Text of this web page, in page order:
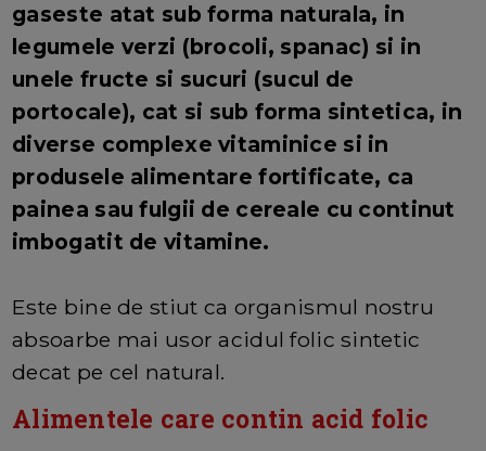
gaseste atat sub forma naturala, in
legumele verzi (brocoli, spanac) si in
unele fructe si sucuri (sucul de
portocale), cat si sub forma sintetica, in
diverse complexe vitaminice si in
produsele alimentare fortificate, ca
painea sau fulgii de cereale cu continut
imbogatit de vitamine.
Este bine de stiut ca organismul nostru
absoarbe mai usor acidul folic sintetic
decat pe cel natural.
Alimentele care contin acid folic